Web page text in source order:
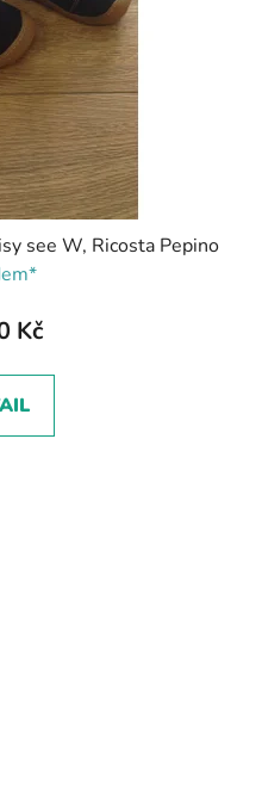
see W, Ricosta Pepino
Kč